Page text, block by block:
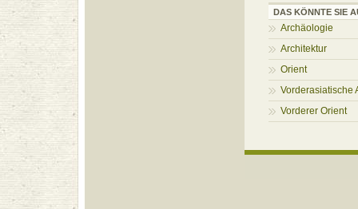
DAS KÖNNTE SIE
Archäologie
Architektur
Orient
Vorderasiatische
Vorderer Orient